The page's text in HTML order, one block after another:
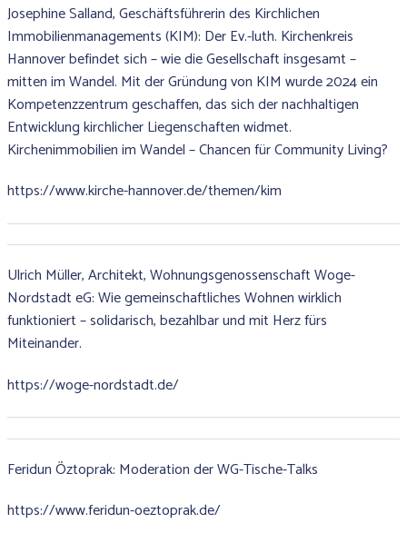
Josephine Salland, Geschäftsführerin des Kirchlichen
Immobilienmanagements (KIM): Der Ev.-luth. Kirchenkreis
Hannover befindet sich – wie die Gesellschaft insgesamt –
mitten im Wandel. Mit der Gründung von KIM wurde 2024 ein
Kompetenzzentrum geschaffen, das sich der nachhaltigen
Entwicklung kirchlicher Liegenschaften widmet.
Kirchenimmobilien im Wandel – Chancen für Community Living?
https://www.kirche-hannover.de/themen/kim
Ulrich Müller, Architekt, Wohnungsgenossenschaft Woge-
Nordstadt eG: Wie gemeinschaftliches Wohnen wirklich
funktioniert – solidarisch, bezahlbar und mit Herz fürs
Miteinander.
https://woge-nordstadt.de/
Feridun Öztoprak: Moderation der WG-Tische-Talks
https://www.feridun-oeztoprak.de/